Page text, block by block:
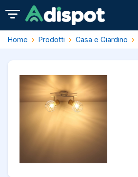
Home Prodotti Casa e Giardino